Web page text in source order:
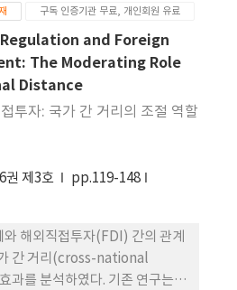
, 기술 다각화가 중국 기업의
는 영향과 이 관계가 기업의 녹
준에 따라 어떻게 달라지는지를
fDi Markets의 프로젝트 수준
CNRDS·CSMAR의 특허 및
성된 불균형 패널 데이터를 구
결과, 기술 다양성 수준이 높을수
BRI 국가의 수가 유의하게 감소
각화된 혁신을 수행하는 기업일
신 중함을 보여준다. 국제화 수
를 한계적으로 약화하는 것으로
풍부한 기업 이 다양한 기술을
구독 인증기관 무료, 개인회원 유료
and Foreign
The Moderating Role
Distance
투자: 국가 간 거리의 조절 역할
권 제3호
pp.119-148
와 해외직접투자(FDI) 간의 관계
간 거리(cross-national
를 분석하였다. 기존 연구는 오